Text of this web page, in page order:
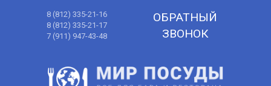
8 (812) 335-21-16
8 (812) 335-21-17
7 (911) 947-43-48
ОБРАТНЫЙ
ЗВОНОК